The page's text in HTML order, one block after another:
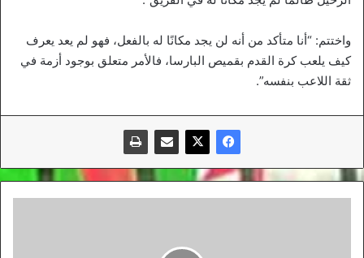
واختتم: “أنا متأكد من أنه لن يجد مكانًا له بالفعل، فهو لم يعد يعرف
كيف يلعب كرة القدم بقميص البارسا، فالأمر متعلق بوجود أزمة في
ثقة اللاعب بنفسه”.